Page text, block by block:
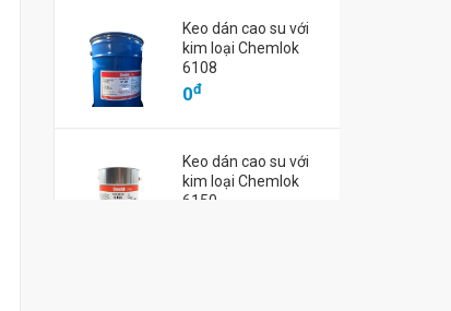
Keo dán cao su với
kim loại Chemlok
6108
0đ
Keo dán cao su với
kim loại Chemlok
6150